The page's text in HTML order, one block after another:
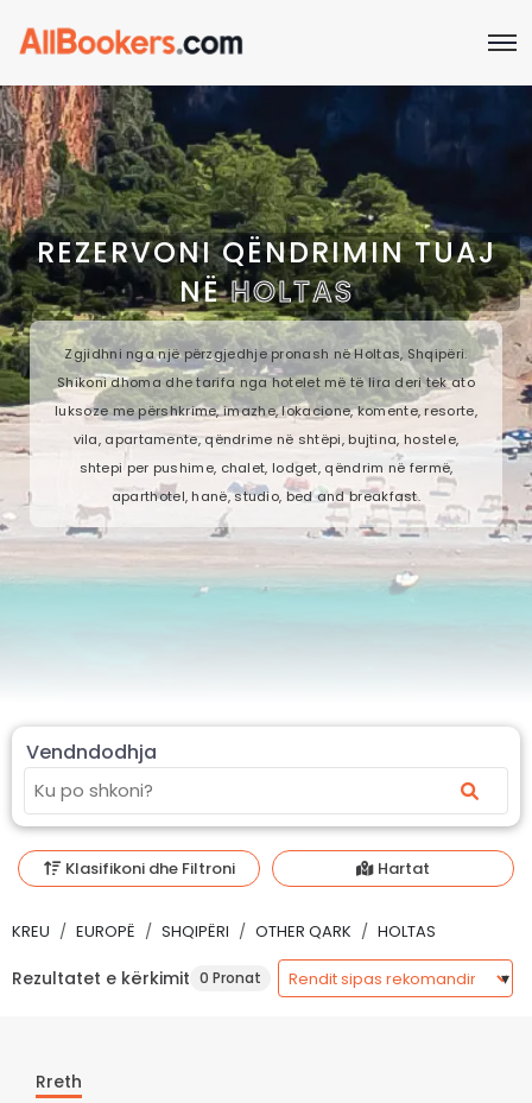
REZERVONI QËNDRIMIN TUAJ
NËHOLTAS
Zgjidhni nga një përzgjedhje pronash në Holtas, Shqipëri.
Shikoni dhoma dhe tarifa nga hotelet më të lira deri tek ato
luksoze me përshkrime, imazhe, lokacione, komente, resorte,
vila, apartamente, qëndrime në shtëpi, bujtina, hostele,
shtepi per pushime, chalet, lodget, qëndrim në fermë,
aparthotel, hanë, studio, bed and breakfast.
Vendndodhja
Klasifikoni dhe Filtroni Hartat
KREU EUROPË SHQIPËRI OTHER QARK HOLTAS
Rezultatet e kërkimit 0 Pronat
Rreth